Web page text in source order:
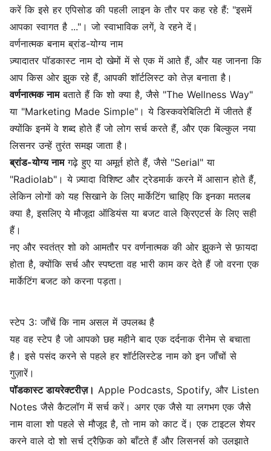
करें कि इसे हर एपिसोड की पहली लाइन के तौर पर कह रहे हैं: "इसमें
आपका स्वागत है ..."। जो स्वाभाविक लगें, वे रहने दें।
वर्णनात्मक बनाम ब्रांड-योग्य नाम
ज़्यादातर पॉडकास्ट नाम दो खेमों में से एक में आते हैं, और यह जानना कि
आप किस ओर झुक रहे हैं, आपकी शॉर्टलिस्ट को तेज़ बनाता है।
वर्णनात्मक नामबताते हैं कि शो क्या है, जैसे "The Wellness Way"
या "Marketing Made Simple"। ये डिस्कवरेबिलिटी में जीतते हैं
क्योंकि इनमें वे शब्द होते हैं जो लोग सर्च करते हैं, और एक बिल्कुल नया
लिसनर उन्हें तुरंत समझ जाता है।
ब्रांड-योग्य नामगढ़े हुए या अमूर्त होते हैं, जैसे "Serial" या
"Radiolab"। ये ज़्यादा विशिष्ट और ट्रेडमार्क करने में आसान होते हैं,
लेकिन लोगों को यह सिखाने के लिए मार्केटिंग चाहिए कि इनका मतलब
क्या है, इसलिए ये मौजूदा ऑडियंस या बजट वाले क्रिएटर्स के लिए सही
हैं।
नए और स्वतंत्र शो को आमतौर पर वर्णनात्मक की ओर झुकने से फ़ायदा
होता है, क्योंकि सर्च और स्पष्टता वह भारी काम कर देते हैं जो वरना एक
मार्केटिंग बजट को करना पड़ता।
स्टेप 3: जाँचें कि नाम असल में उपलब्ध है
यह वह स्टेप है जो आपको छह महीने बाद एक दर्दनाक रीनेम से बचाता
है। इसे पसंद करने से पहले हर शॉर्टलिस्टेड नाम को इन जाँचों से
गुज़ारें।
पॉडकास्ट डायरेक्टरीज़। Apple Podcasts, Spotify, और Listen
Notes जैसे कैटलॉग में सर्च करें। अगर एक जैसे या लगभग एक जैसे
नाम वाला शो पहले से मौजूद है, तो नाम को काट दें। एक टाइटल शेयर
करने वाले दो शो सर्च ट्रैफ़िक को बाँटते हैं और लिसनर्स को उलझाते